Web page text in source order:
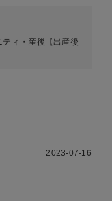
ィ・産後【出産後
2023-07-16